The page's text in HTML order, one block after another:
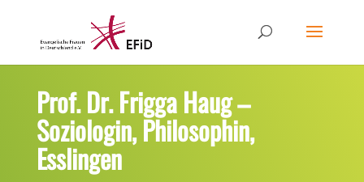
Prof. Dr. Frigga Haug –
Soziologin, Philosophin,
Esslingen